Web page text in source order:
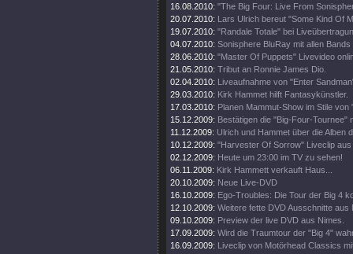
16.08.2010: "The Big Four: Live From
20.07.2010: Lars Ulrich bereut "Some Kind Of
19.07.2010: "Randale Totale" bei
04.07.2010: Sonisphere BluRay mit allen Bands
28.06.2010: "Master Of Puppets" Livevideo
21.05.2010: Tribut an Ronnie James Dio.
02.04.2010: Liveaufnahme von "Enter
29.03.2010: Kirk Hammet hilft Fantasykünstler.
17.03.2010: Planen Mammut-Show im Stile von
15.12.2009: Bestätigen die "Big-Four-Tournee"
11.12.2009: Ulrich und Hammet über die Alben
10.12.2009: "Harvester Of Sorrow" Liveclip
02.12.2009: Heute um 23:00 im TV zu sehen!
06.11.2009: Kirk Hammett verkauft Haus...
20.10.2009: Neue Live-DVD
16.10.2009: Ego-Troubles: Die Tour der Big 4
12.10.2009: Weitere fette DVD Ausschnitte aus
09.10.2009: Preview der live DVD aus Nimes.
17.09.2009: Wird die Traumtour der "Big 4"
16.09.2009: Liveclip von Motörhead Classics